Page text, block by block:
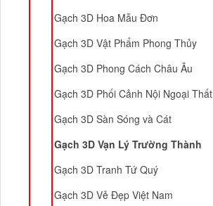
Gạch 3D Hoa Mẫu Đơn
Gạch 3D Vật Phẩm Phong Thủy
Gạch 3D Phong Cách Châu Âu
Gạch 3D Phối Cảnh Nội Ngoại Thất
Gạch 3D Sàn Sóng và Cát
Gạch 3D Vạn Lý Trường Thành
Gạch 3D Tranh Tứ Quý
Gạch 3D Vẻ Đẹp Việt Nam